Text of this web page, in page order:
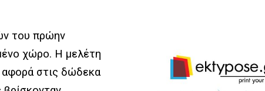
του πρώην
χώρο. Η μελέτη
στις δώδεκα